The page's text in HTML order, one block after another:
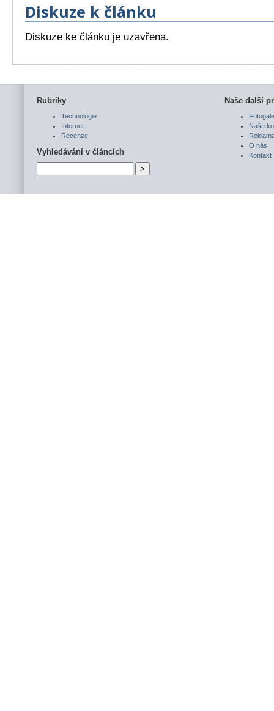
Diskuze k článku
Diskuze ke článku je uzavřena.
Rubriky
Technologie
Internet
Recenze
Vyhledávání v článcích
Naše další
Naše
O nás
Kontakt